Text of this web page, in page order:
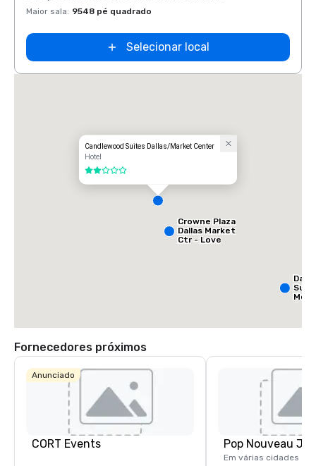
Maior sala: 9548 pé quadrado
Selecionar local
Candlewood Suites Dallas/Market Center
Hotel
2 de 5
Crowne Plaza
Dallas Market
Ctr - Love
Love Field
Fornecedores próximos
Anunciado
CORT Events
Em várias cidades